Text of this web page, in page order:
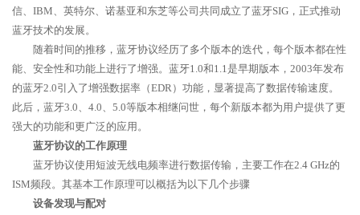
信、IBM、英特尔、诺基亚和东芝等公司共同成立了蓝牙SIG，正式推动
蓝牙技术的发展。
随着时间的推移，蓝牙协议经历了多个版本的迭代，每个版本都在性
能、安全性和功能上进行了增强。蓝牙1.0和1.1是早期版本，2003年发布
的蓝牙2.0引入了增强数据率（EDR）功能，显著提高了数据传输速度。
此后，蓝牙3.0、4.0、5.0等版本相继问世，每个新版本都为用户提供了更
强大的功能和更广泛的应用。
蓝牙协议的工作原理
蓝牙协议使用短波无线电频率进行数据传输，主要工作在2.4 GHz的
ISM频段。其基本工作原理可以概括为以下几个步骤
设备发现与配对